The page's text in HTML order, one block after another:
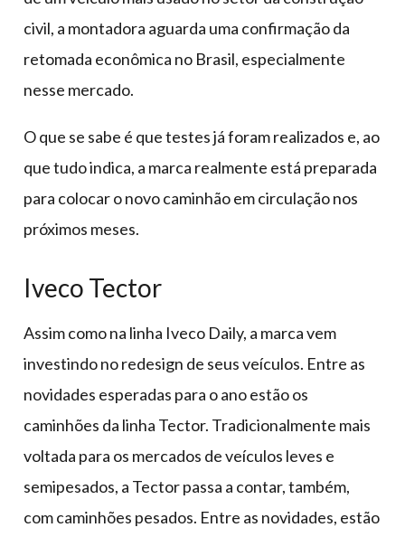
civil, a montadora aguarda uma confirmação da
retomada econômica no Brasil, especialmente
nesse mercado.
O que se sabe é que testes já foram realizados e, ao
que tudo indica, a marca realmente está preparada
para colocar o novo caminhão em circulação nos
próximos meses.
Iveco Tector
Assim como na linha Iveco Daily, a marca vem
investindo no redesign de seus veículos. Entre as
novidades esperadas para o ano estão os
caminhões da linha Tector. Tradicionalmente mais
voltada para os mercados de veículos leves e
semipesados, a Tector passa a contar, também,
com caminhões pesados. Entre as novidades, estão